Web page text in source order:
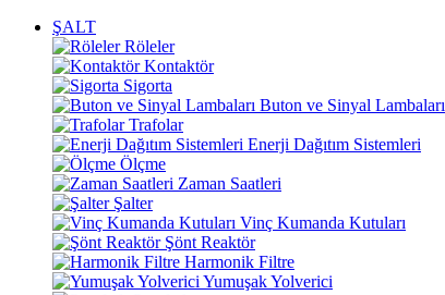
ŞALT
Röleler
Kontaktör
Sigorta
Buton ve Sinyal Lambaları
Trafolar
Enerji Dağıtım Sistemleri
Ölçme
Zaman Saatleri
Şalter
Vinç Kumanda Kutuları
Şönt Reaktör
Harmonik Filtre
Yumuşak Yolverici